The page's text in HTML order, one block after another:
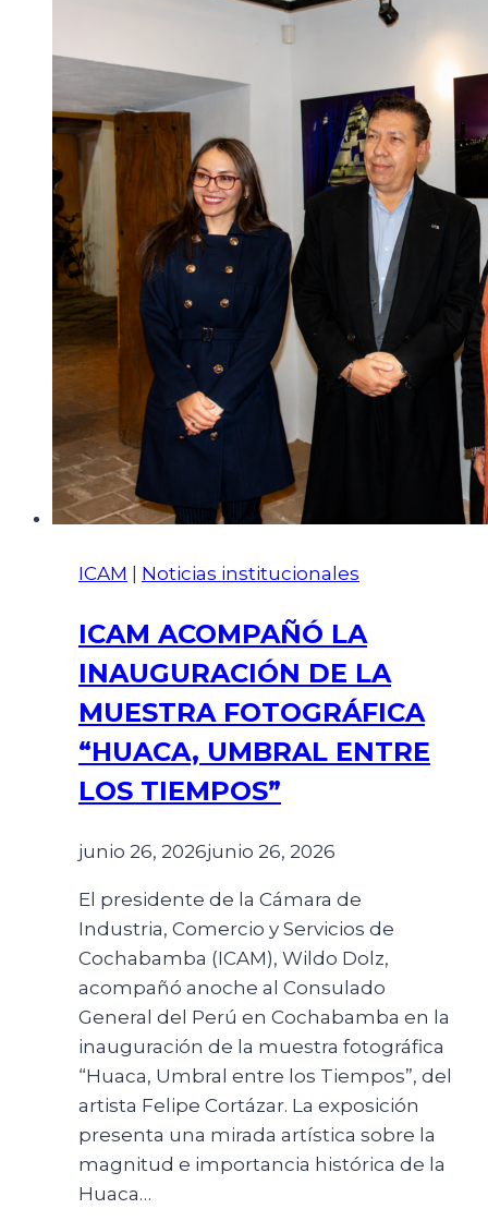
ICAM Noticias institucionales
ICAM ACOMPAÑÓ LA
INAUGURACIÓN DE LA
MUESTRA FOTOGRÁFICA
“HUACA, UMBRAL ENTRE
LOS TIEMPOS”
junio 26, 2026junio 26, 2026
El presidente de la Cámara de
Industria, Comercio y Servicios de
Cochabamba (ICAM), Wildo Dolz,
acompañó anoche al Consulado
General del Perú en Cochabamba en la
inauguración de la muestra fotográfica
“Huaca, Umbral entre los Tiempos”, del
artista Felipe Cortázar. La exposición
presenta una mirada artística sobre la
magnitud e importancia histórica de la
Huaca…